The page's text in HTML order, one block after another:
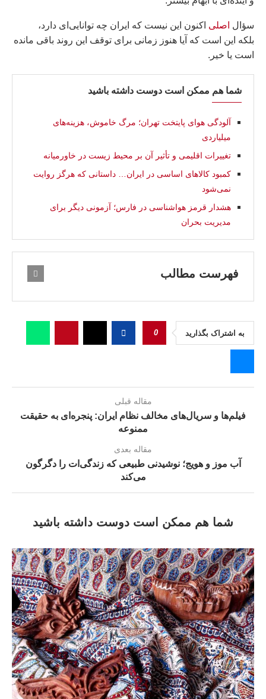
سؤال اصلی اکنون این نیست که ایران چه توانایی‌ای دارد،
بلکه این است که آیا هنوز زمانی برای توقف این روند باقی مانده
است یا خیر.
شما هم ممکن است دوست داشته باشید
آلودگی هوای پایتخت تهران؛ مرگ خاموش، هزینه‌های
میلیاردی
تغییرات اقلیمی و تأثیر آن بر محیط زیست در خاورمیانه
کمبود کالاهای اساسی در ایران… داستانی که هرگز روایت
نمی‌شود
هشدار قرمز هواشناسی در فارس؛ آزمونی دیگر برای
مدیریت بحران
فهرست مطالب
به اشتراک بگذارید 0
مقاله قبلی
فیلم‌ها و سریال‌های مخالف نظام ایران: پنجره‌ای به حقیقت
ممنوعه
مقاله بعدی
آب موز و هویج؛ نوشیدنی طبیعی که زندگی‌ات را دگرگون
می‌کند
شما هم ممکن است دوست داشته باشید